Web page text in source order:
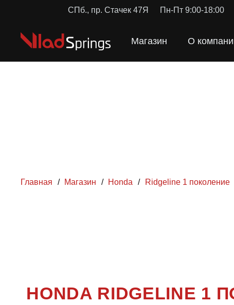
СПб., пр. Стачек 47Я Пн-Пт 9:00-18:00
Магазин О
Главная / Магазин / Honda / Ridgeline 1 поколение
HONDA RIDGELINE